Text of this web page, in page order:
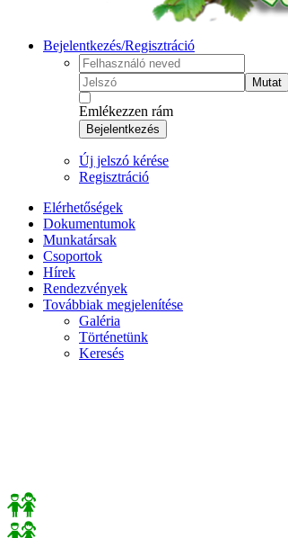
Bejelentkezés/Regisztráció
Mutat
Emlékezzen rám
Bejelentkezés
Új jelszó kérése
Regisztráció
Elérhetőségek
Dokumentumok
Munkatársak
Csoportok
Hírek
Rendezvények
Továbbiak megjelenítése
Galéria
Történetünk
Keresés